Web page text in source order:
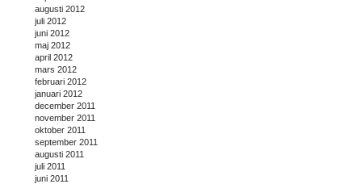
augusti 2012
juli 2012
juni 2012
maj 2012
april 2012
mars 2012
februari 2012
januari 2012
december 2011
november 2011
oktober 2011
september 2011
augusti 2011
juli 2011
juni 2011